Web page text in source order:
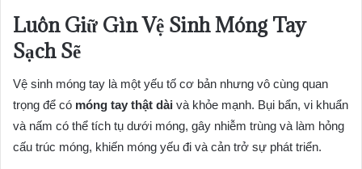
Luôn Giữ Gìn Vệ Sinh Móng Tay
Sạch Sẽ
Vệ sinh móng tay là một yếu tố cơ bản nhưng vô cùng quan
trọng để có móng tay thật dài và khỏe mạnh. Bụi bẩn, vi khuẩn
và nấm có thể tích tụ dưới móng, gây nhiễm trùng và làm hỏng
cấu trúc móng, khiến móng yếu đi và cản trở sự phát triển.